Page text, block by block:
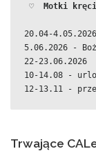
♡ Motki
20.04-
5.06.2026 -
22-23.06.2026
10-14.08 -
12-13.11 -
Trwające